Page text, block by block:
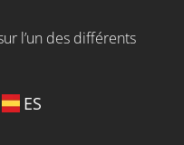
l’un des différents
ES